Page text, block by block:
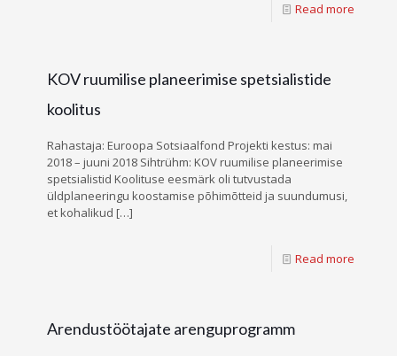
Read more
KOV ruumilise planeerimise spetsialistide
koolitus
Rahastaja: Euroopa Sotsiaalfond Projekti kestus: mai
2018 – juuni 2018 Sihtrühm: KOV ruumilise planeerimise
spetsialistid Koolituse eesmärk oli tutvustada
üldplaneeringu koostamise põhimõtteid ja suundumusi,
et kohalikud […]
Read more
Arendustöötajate arenguprogramm